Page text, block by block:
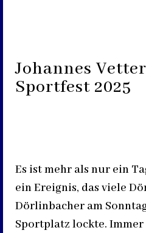
Johannes
Sportfest 2025
Es ist mehr als nur ein
ein Ereignis, das viele
Dörlinbacher am
Sportplatz lockte.